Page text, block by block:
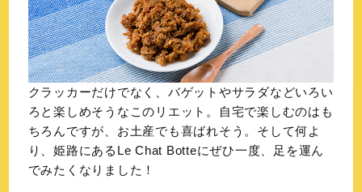
クラッカーだけでなく、バゲットやサラダなどいろい
ろと楽しめそうなこのリエット。自宅で楽しむのはも
ちろんですが、お土産でも喜ばれそう。そして何よ
り、姫路にあるLe Chat Botteにぜひ一度、足を運ん
でみたくなりました！